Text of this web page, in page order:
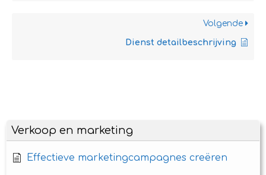
Verkoop en marketing
Effectieve marketingcampagnes creëren
Volgende
Dienst detailbeschrijving